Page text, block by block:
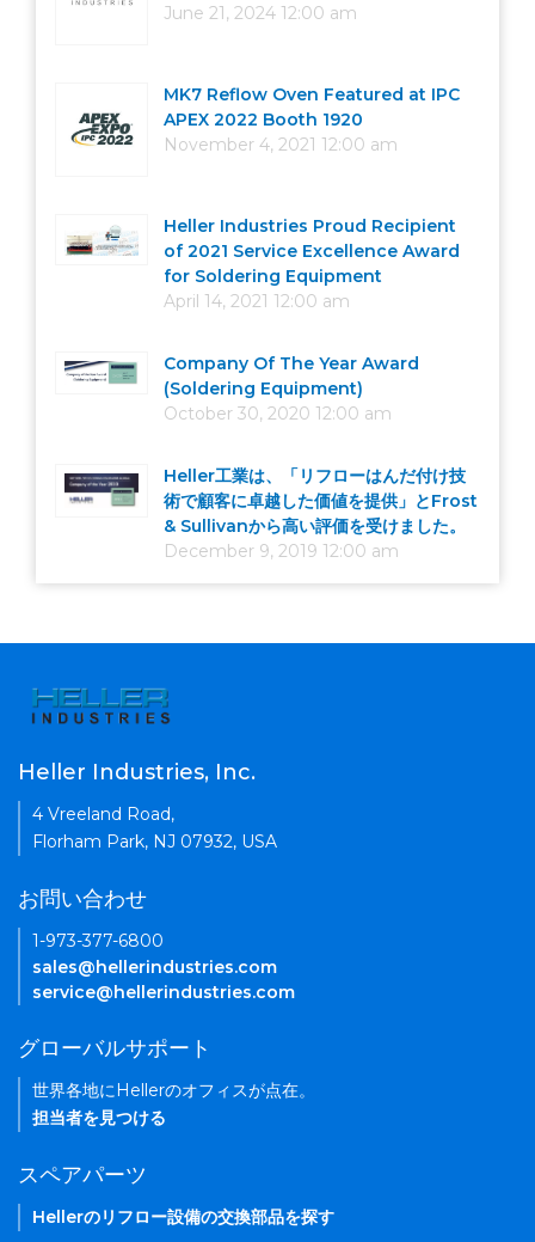
June 21, 2024 12:00 am
MK7 Reflow Oven Featured at IPC
APEX 2022 Booth 1920
November 4, 2021 12:00 am
Heller Industries Proud Recipient
of 2021 Service Excellence Award
for Soldering Equipment
April 14, 2021 12:00 am
Company Of The Year Award
(Soldering Equipment)
October 30, 2020 12:00 am
Heller工業は、「リフローはんだ付け技
術で顧客に卓越した価値を提供」とFrost
& Sullivanから高い評価を受けました。
December 9, 2019 12:00 am
Heller Industries, Inc.
4 Vreeland Road,
Florham Park, NJ 07932, USA
お問い合わせ
1-973-377-6800
sales@hellerindustries.com
service@hellerindustries.com
グローバルサポート
世界各地にHellerのオフィスが点在。
担当者を見つける
スペアパーツ
Hellerのリフロー設備の交換部品を探す